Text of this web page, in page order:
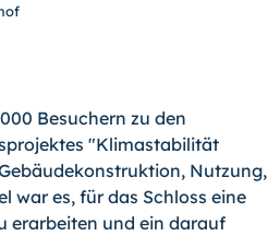
Besuchern zu den
"Klimastabilität
Nutzung,
war es, für das Schloss eine
erarbeiten und ein darauf